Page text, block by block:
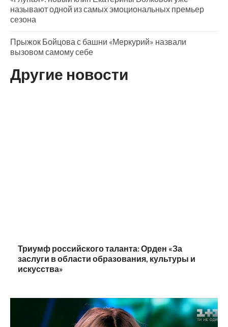
называют одной из самых эмоциональных премьер
сезона
Прыжок Бойцова с башни «Меркурий» назвали
вызовом самому себе
Другие новости
Триумф российского таланта: Орден «За
заслуги в области образования, культуры и
искусства»